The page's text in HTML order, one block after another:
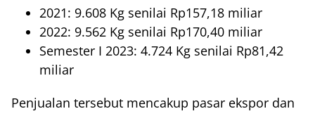
2021: 9.608 Kg senilai Rp157,18 miliar
2022: 9.562 Kg senilai Rp170,40 miliar
Semester I 2023: 4.724 Kg senilai Rp81,42
miliar
Penjualan tersebut mencakup pasar ekspor dan